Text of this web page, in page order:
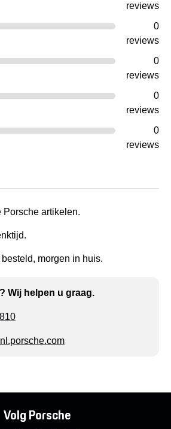
reviews
0
reviews
0
reviews
0
reviews
0
reviews
Porsche artikelen.
morgen in huis.
Wij helpen u graag.
Volg Porsche